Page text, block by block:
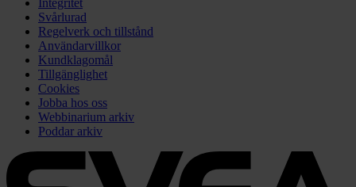
Integritet
Svårlurad
Regelverk och tillstånd
Användarvillkor
Kundklagomål
Tillgänglighet
Cookies
Jobba hos oss
Webbinarium arkiv
Poddar arkiv